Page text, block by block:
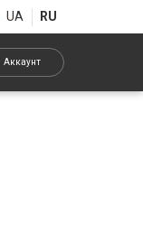
Аккаунт